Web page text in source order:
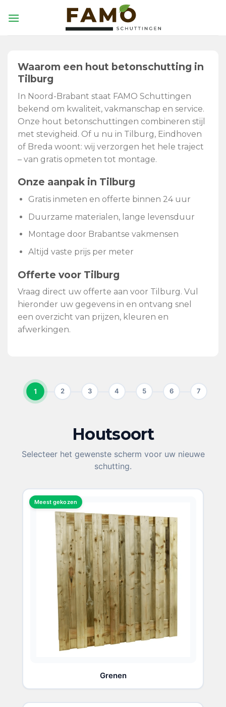
Waarom een hout betonschutting in
Tilburg
In Noord-Brabant staat FAMO Schuttingen
bekend om kwaliteit, vakmanschap en service.
Onze hout betonschuttingen combineren stijl
met stevigheid. Of u nu in Tilburg, Eindhoven
of Breda woont: wij verzorgen het hele traject
– van gratis opmeten tot montage.
Onze aanpak in Tilburg
Gratis inmeten en offerte binnen 24 uur
Duurzame materialen, lange levensduur
Montage door Brabantse vakmensen
Altijd vaste prijs per meter
Offerte voor Tilburg
Vraag direct uw offerte aan voor Tilburg. Vul
hieronder uw gegevens in en ontvang snel
een overzicht van prijzen, kleuren en
afwerkingen.
1 2 3 4 5 6 7
KIES UW HOUTSOORTHoutsoort
Selecteer het gewenste scherm voor uw nieuwe
schutting.
Meest gekozen
Grenen